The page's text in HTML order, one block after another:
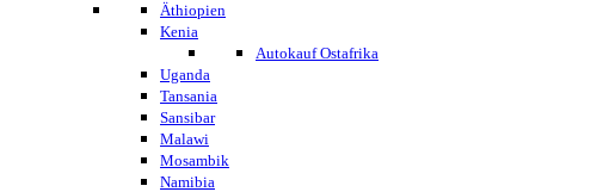
Äthiopien
Kenia
Autokauf Ostafrika
Uganda
Tansania
Sansibar
Malawi
Mosambik
Namibia